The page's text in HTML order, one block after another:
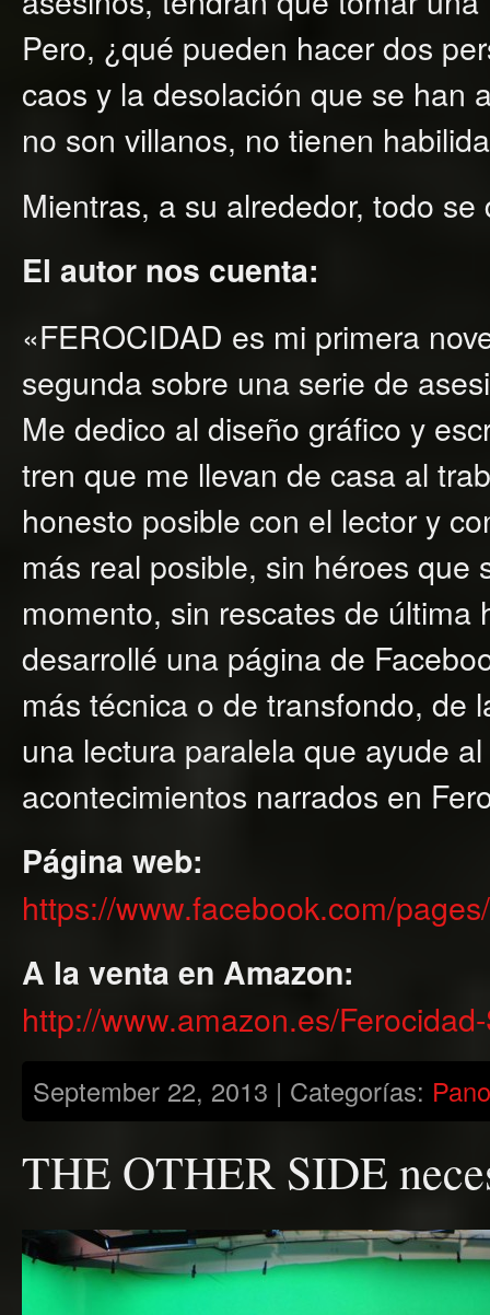
Pero, ¿qué pueden hacer dos
caos y la desolación que se han
no son villanos, no tienen
Mientras, a su alrededor, todo
El autor nos cuenta:
«FEROCIDAD es mi primera
segunda sobre una serie de
Me dedico al diseño gráfico y
tren que me llevan de casa al
honesto posible con el lector y
más real posible, sin héroes
momento, sin rescates de
desarrollé una página de
más técnica o de transfondo, de
una lectura paralela que ayude
acontecimientos narrados en
Página web:
https://www.facebook.com/
A la venta en Amazon:
http://www.amazon.es/
September 22, 2013 | Categorías:
THE OTHER SIDE